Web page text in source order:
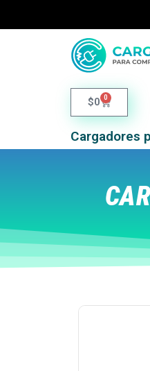
$0 0
Cargadores